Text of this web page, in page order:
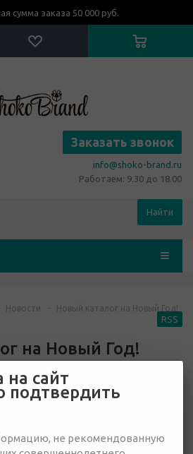
сумма заказа 50 000 руб.
Заказать звонок
info@shoko-brand.ru
Работаем: 9.30 до 18.00
Найти
Новости - Новый каталог на Новый Год!
на Новый Год!
RSS
на сайт
подтвердить
не рекомендованную